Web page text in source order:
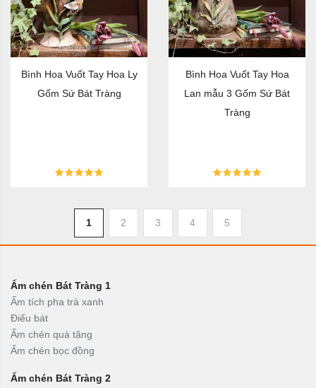
Bình Hoa Vuốt Tay Hoa Ly
Gốm Sứ Bát Tràng
Bình Hoa Vuốt Tay Hoa
Lan mẫu 3 Gốm Sứ Bát
Tràng
1 2 3 4 5
Ấm chén Bát Tràng 1
Ấm tích pha trà xanh
Điếu bát
Ấm chén quà tặng
Ấm chén bọc đồng
Ấm chén Bát Tràng 2